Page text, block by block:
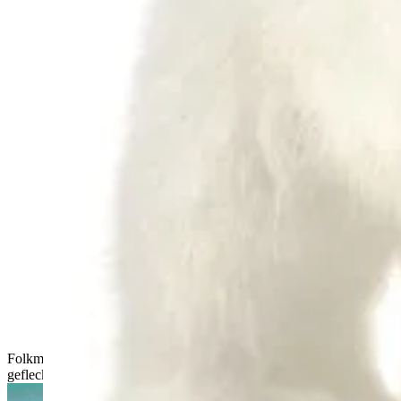
Folkmanis Narwal-Handpuppe in Seitenansicht, dunkelgrau
gefleckt mit langem gedrehtem Horn und beweglichem Maul